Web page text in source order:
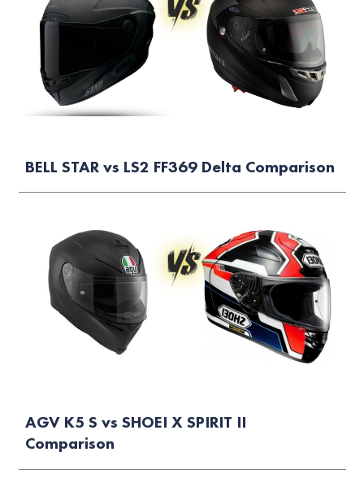
BELL STAR vs LS2 FF369 Delta Comparison
AGV K5 S vs SHOEI X SPIRIT II
Comparison